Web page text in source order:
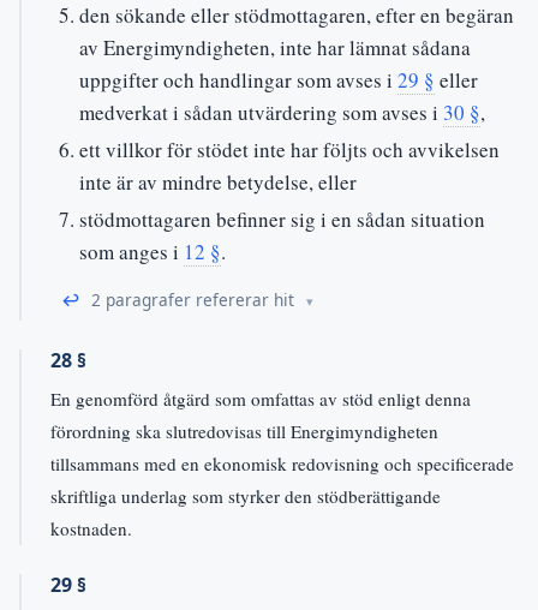
den sökande eller stödmottagaren, efter en begäran
av Energimyndigheten, inte har lämnat sådana
uppgifter och handlingar som avses i 29 § eller
medverkat i sådan utvärdering som avses i 30 §,
ett villkor för stödet inte har följts och avvikelsen
inte är av mindre betydelse, eller
stödmottagaren befinner sig i en sådan situation
som anges i 12 §.
↩ 2 paragrafer refererar hit
28 §
En genomförd åtgärd som omfattas av stöd enligt denna
förordning ska slutredovisas till Energimyndigheten
tillsammans med en ekonomisk redovisning och specificerade
skriftliga underlag som styrker den stödberättigande
kostnaden.
29 §